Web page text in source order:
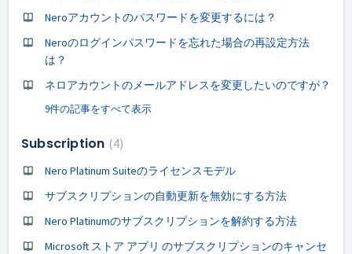
Neroアカウントのパスワードを変更するには？
Neroのログインパスワードを忘れた場合の再設定方法
は？
ネロアカウントのメールアドレスを変更したいのですが？
9件の記事をすべて表示
Subscription 4
Nero Platinum Suiteのライセンスモデル
サブスクリプションの自動更新を無効にする方法
Nero Platinumのサブスクリプションを解約する方法
Microsoft ストア アプリ のサブスクリプションのキャンセ